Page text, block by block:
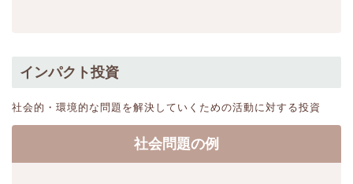
インパクト投資
社会的・環境的な問題を解決していくための活動に対する投資
社会問題の例